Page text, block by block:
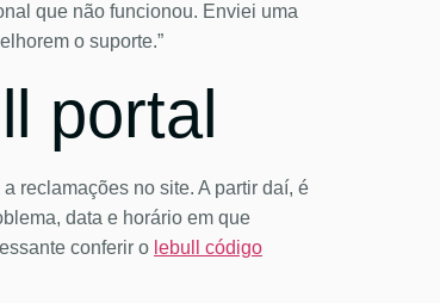
que não funcionou. Enviei uma
o suporte.”
portal
reclamações no site. A partir daí, é
data e horário em que
conferir o lebull código